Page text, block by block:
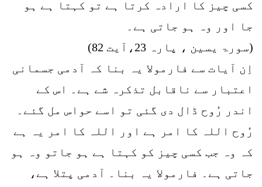
کسی چیز کا ارادہ کرتا ہے تو کہتا ہے ہو
جا اور وہ ہو جاتی ہے۔
(سورۃ یسین ، پارہ 23،آیت 82)
اِن آیات سے فارمولا یہ بنا کہ آدمی جسمانی
اعتبار سے ناقابل تذکرہ شے ہے۔ اس کے
اندر رُوح ڈال دی گئی تو اسے حواس مل گئے۔
رُوح اللہ کا امر ہے اور اللہ کا امر یہ ہے
کہ وہ جب کسی چیز کو کہتا ہے ہو جاتو وہ ہو
جاتی ہے۔ فارمولا یہ بنا۔ آدمی پتلا ہے،